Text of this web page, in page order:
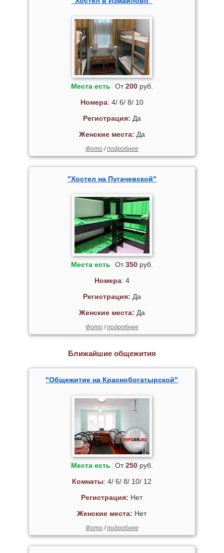
Места есть От200руб.
Номера: 4/ 6/ 8/ 10
Регистрация: Да
Женские места: Да
Фото/подробнее
"Хостел на Пугачевской"
Места есть От350руб.
Номера: 4
Регистрация: Да
Женские места: Да
Фото/подробнее
Ближайшие общежития
"Общежитие на Краснобогатырской"
Места есть От250руб.
Комнаты: 4/ 6/ 8/ 10/ 12
Регистрация: Нет
Женские места: Нет
Фото/подробнее